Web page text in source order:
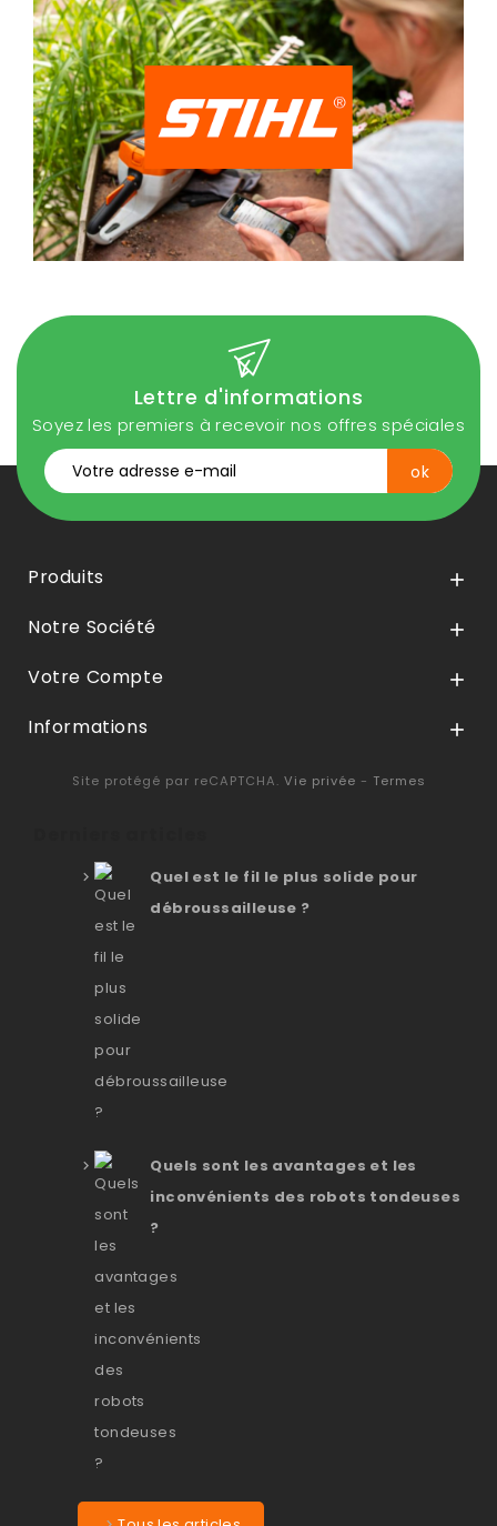
Lettre d'informations
Soyez les premiers à recevoir nos offres spéciales
Produits 
Notre Société 
Votre Compte 
Informations 
Site protégé par reCAPTCHA. Vie privée - Termes
Quel est le fil le plus solide pour
débroussailleuse ?
Quels sont les avantages et les
inconvénients des robots tondeuses
?